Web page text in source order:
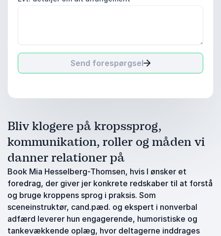
Send forespørgsel
Bliv klogere på kropssprog,
kommunikation, roller og måden vi
danner relationer på
Book Mia Hesselberg-Thomsen, hvis I ønsker et
foredrag, der giver jer konkrete redskaber til at forstå
og bruge kroppens sprog i praksis. Som
sceneinstruktør, cand.pæd. og ekspert i nonverbal
adfærd leverer hun engagerende, humoristiske og
tankevækkende oplæg, hvor deltagerne inddrages